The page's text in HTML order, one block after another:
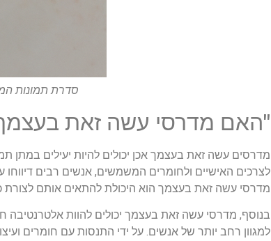
סדרת תמונות
"האם מדרסי עשה זאת
מדרסים עשה זאת בעצמך אכן יכולים להיות יעילים במתן
לצרכים האישיים ולחומרים המשמשים, אנשים רבים
מדרסי עשה זאת בעצמך הוא היכולת להתאים אותם לצורת כף
בנוסף, מדרסי עשה זאת בעצמך יכולים להוות אלטרנטיבה
למגוון רחב יותר של אנשים. על ידי התנסות עם חומרים